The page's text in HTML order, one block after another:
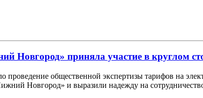
Новгород» приняла участие в круглом
проведение общественной экспертизы тарифов на
Новгород» и выразили надежду на